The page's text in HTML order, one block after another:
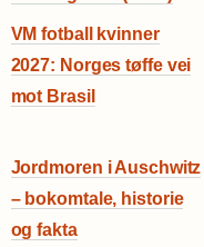
VM fotball kvinner
2027: Norges tøffe vei
mot Brasil
Jordmoren i Auschwitz
– bokomtale, historie
og fakta